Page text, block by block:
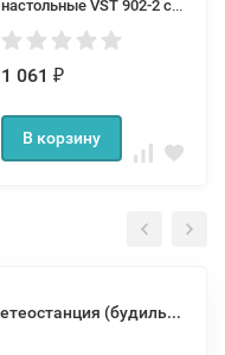
настольные VST 902-2 c
радио зеленые цифры
1 061 ₽
В корзину
Проекционные часы метеостанция (будильник с проекцией времени)